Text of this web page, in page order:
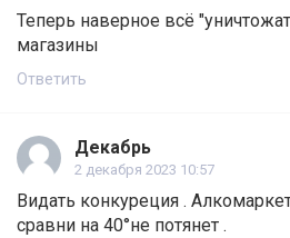
Теперь наверное всё
магазины
Ответить
Декабрь
2 декабря 2023 10:57
Видать конкуреция .
сравни на 40°не потянет .